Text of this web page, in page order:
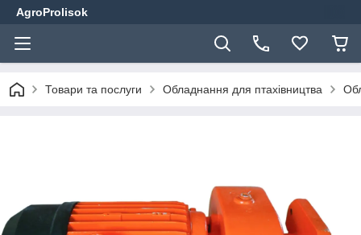
AgroProlisok
Товари та послуги Обладнання для птахівництва